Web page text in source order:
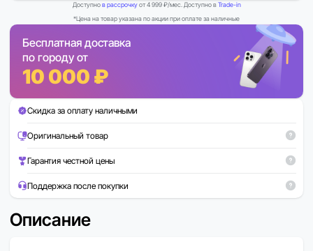
Доступнов рассрочкуот 4 999 ₽/мес. Доступно вTrade-in
*Цена на товар указана по акции при оплате за наличные
Бесплатная доставка
по городу от
10 000 ₽
Скидка за оплату наличными
Оригинальный товар
Гарантия честной цены
Поддержка после покупки
Описание